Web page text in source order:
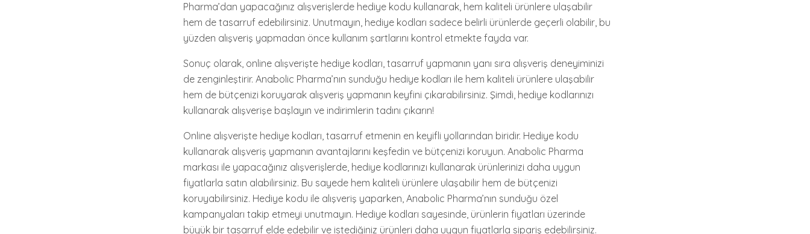
Pharma’dan yapacağınız alışverişlerde hediye kodu kullanarak, hem kaliteli ürünlere ulaşabilir
hem de tasarruf edebilirsiniz. Unutmayın, hediye kodları sadece belirli ürünlerde geçerli olabilir, bu
yüzden alışveriş yapmadan önce kullanım şartlarını kontrol etmekte fayda var.
Sonuç olarak, online alışverişte hediye kodları, tasarruf yapmanın yanı sıra alışveriş deneyiminizi
de zenginleştirir. Anabolic Pharma’nın sunduğu hediye kodları ile hem kaliteli ürünlere ulaşabilir
hem de bütçenizi koruyarak alışveriş yapmanın keyfini çıkarabilirsiniz. Şimdi, hediye kodlarınızı
kullanarak alışverişe başlayın ve indirimlerin tadını çıkarın!
Online alışverişte hediye kodları, tasarruf etmenin en keyifli yollarından biridir. Hediye kodu
kullanarak alışveriş yapmanın avantajlarını keşfedin ve bütçenizi koruyun. Anabolic Pharma
markası ile yapacağınız alışverişlerde, hediye kodlarınızı kullanarak ürünlerinizi daha uygun
fiyatlarla satın alabilirsiniz. Bu sayede hem kaliteli ürünlere ulaşabilir hem de bütçenizi
koruyabilirsiniz. Hediye kodu ile alışveriş yaparken, Anabolic Pharma’nın sunduğu özel
kampanyaları takip etmeyi unutmayın. Hediye kodları sayesinde, ürünlerin fiyatları üzerinde
büyük bir tasarruf elde edebilir ve istediğiniz ürünleri daha uygun fiyatlarla sipariş edebilirsiniz.